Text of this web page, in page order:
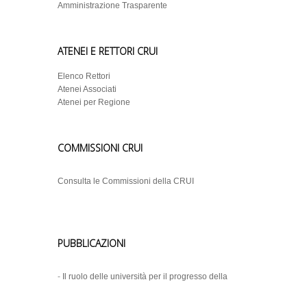
Amministrazione Trasparente
ATENEI E RETTORI CRUI
Elenco Rettori
Atenei Associati
Atenei per Regione
COMMISSIONI CRUI
Consulta le Commissioni della CRUI
PUBBLICAZIONI
-
Il ruolo delle università per il progresso della